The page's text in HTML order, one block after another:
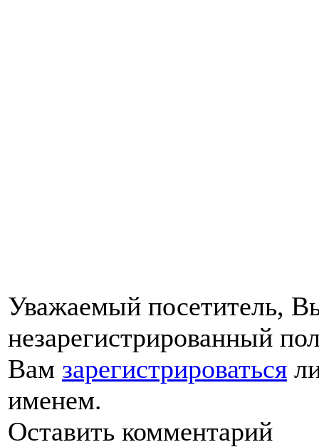
Уважаемый посетитель,
незарегистрированный
Вам зарегистрироваться
именем.
Оставить комментарий